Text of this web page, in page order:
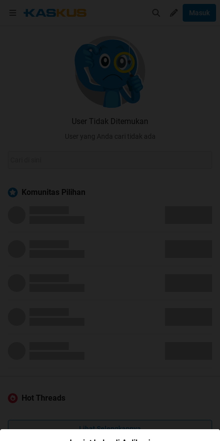
Masuk
User Tidak Ditemukan
User yang Anda cari tidak ada
Komunitas Pilihan
Hot Threads
Lihat Selengkapnya